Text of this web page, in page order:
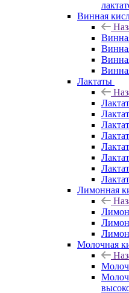
Винная
Лактаты
Лимонная
Молочная